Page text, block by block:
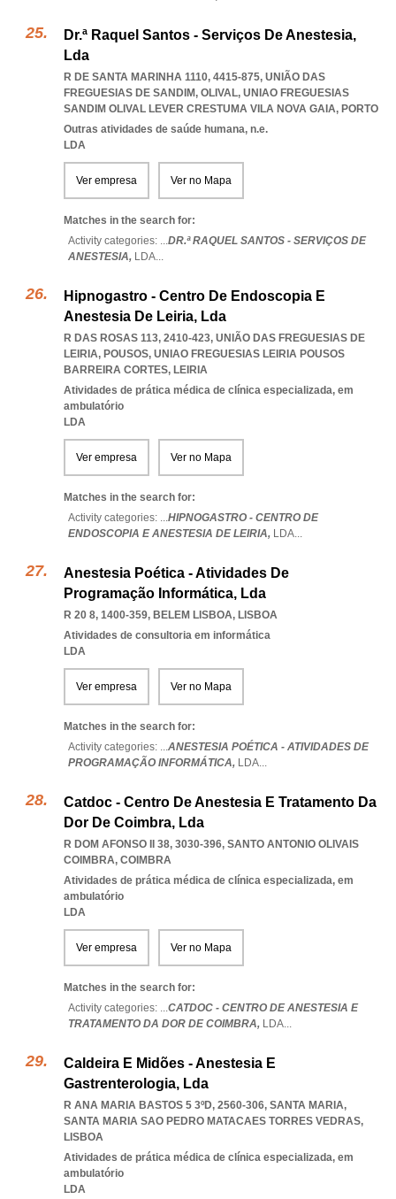
Dr.ª Raquel Santos - Serviços De Anestesia,
Lda
R DE SANTA MARINHA 1110, 4415-875, UNIÃO DAS
FREGUESIAS DE SANDIM, OLIVAL, UNIAO FREGUESIAS
SANDIM OLIVAL LEVER CRESTUMA VILA NOVA GAIA, PORTO
Outras atividades de saúde humana, n.e.
LDA
Ver empresa Ver no Mapa
Matches in the search for:
Activity categories: ...DR.ª RAQUEL SANTOS - SERVIÇOS DE
ANESTESIA, LDA...
Hipnogastro - Centro De Endoscopia E
Anestesia De Leiria, Lda
R DAS ROSAS 113, 2410-423, UNIÃO DAS FREGUESIAS DE
LEIRIA, POUSOS, UNIAO FREGUESIAS LEIRIA POUSOS
BARREIRA CORTES, LEIRIA
Atividades de prática médica de clínica especializada, em
ambulatório
LDA
Ver empresa Ver no Mapa
Matches in the search for:
Activity categories: ...HIPNOGASTRO - CENTRO DE
ENDOSCOPIA E ANESTESIA DE LEIRIA, LDA...
Anestesia Poética - Atividades De
Programação Informática, Lda
R 20 8, 1400-359, BELEM LISBOA, LISBOA
Atividades de consultoria em informática
LDA
Ver empresa Ver no Mapa
Matches in the search for:
Activity categories: ...ANESTESIA POÉTICA - ATIVIDADES DE
PROGRAMAÇÃO INFORMÁTICA, LDA...
Catdoc - Centro De Anestesia E Tratamento Da
Dor De Coimbra, Lda
R DOM AFONSO II 38, 3030-396, SANTO ANTONIO OLIVAIS
COIMBRA, COIMBRA
Atividades de prática médica de clínica especializada, em
ambulatório
LDA
Ver empresa Ver no Mapa
Matches in the search for:
Activity categories: ...CATDOC - CENTRO DE ANESTESIA E
TRATAMENTO DA DOR DE COIMBRA, LDA...
Caldeira E Midões - Anestesia E
Gastrenterologia, Lda
R ANA MARIA BASTOS 5 3ºD, 2560-306, SANTA MARIA,
SANTA MARIA SAO PEDRO MATACAES TORRES VEDRAS,
LISBOA
Atividades de prática médica de clínica especializada, em
ambulatório
LDA